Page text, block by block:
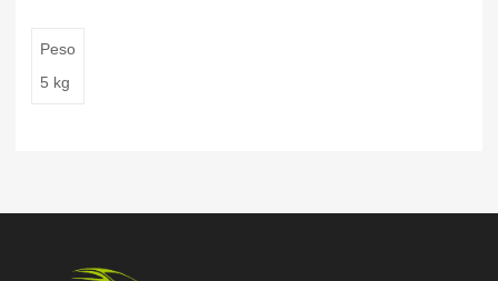
Peso
5 kg